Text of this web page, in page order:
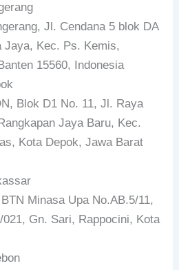
Jl. Cendana 5 blok DA
Jaya, Kec. Ps. Kemis,
15560, Indonesia
Blok D1 No. 11, Jl. Raya
Jaya Baru, Kec.
Kota Depok, Jawa Barat
Minasa Upa No.AB.5/11,
021, Gn. Sari, Rappocini, Kota